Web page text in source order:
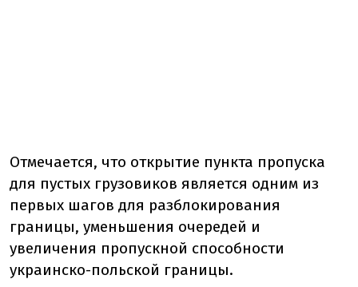
Отмечается, что открытие пункта пропуска
для пустых грузовиков является одним из
первых шагов для разблокирования
границы, уменьшения очередей и
увеличения пропускной способности
украинско-польской границы.